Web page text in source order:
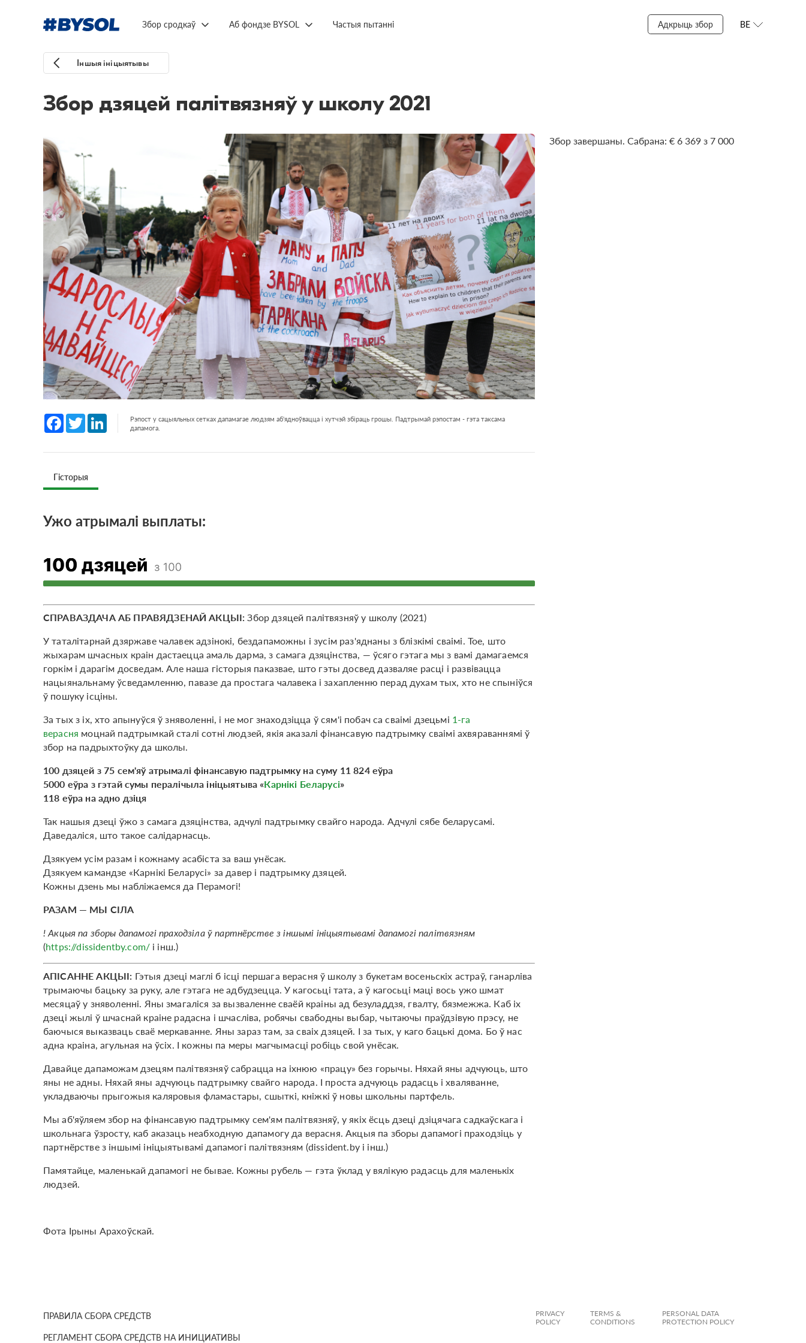
Збор сродкаў Аб фондзе BYSOL Частыя пытанні Адкрыць збор BE
Іншыя ініцыятывы
Збор дзяцей палітвязняў у школу 2021
Facebook
Twitter LinkedInРэпост у сацыяльных сетках дапамагае людзям аб'ядноўвацца і хутчэй збіраць грошы. Падтрымай рэпостам - гэта таксама
дапамога.
Гісторыя
Ужо атрымалі выплаты:
СПРАВАЗДАЧА АБ ПРАВЯДЗЕНАЙ АКЦЫІ: Збор дзяцей палітвязняў у школу (2021)
У таталітарнай дзяржаве чалавек адзінокі, бездапаможны і зусім раз'яднаны з блізкімі сваімі. Тое, што
жыхарам шчасных краін дастаецца амаль дарма, з самага дзяцінства, — ўсяго гэтага мы з вамі дамагаемся
горкім і дарагім досведам. Але наша гісторыя паказвае, што гэты досвед дазваляе расці і развівацца
нацыянальнаму ўсведамленню, павазе да простага чалавека і захапленню перад духам тых, хто не спыніўся
ў пошуку ісціны.
За тых з іх, хто апынуўся ў зняволенні, і не мог знаходзіцца ў сям'і побач са сваімі дзецьмі 1-га
верасня моцнай падтрымкай сталі сотні людзей, якія аказалі фінансавую падтрымку сваімі ахвяраваннямі ў
збор на падрыхтоўку да школы.
100 дзяцей з 75 сем'яў атрымалі фінансавую падтрымку на суму 11 824 еўра
5000 еўра з гэтай сумы пералічыла ініцыятыва «Карнікі Беларусі»
118 еўра на адно дзіця
Так нашыя дзеці ўжо з самага дзяцінства, адчулі падтрымку свайго народа. Адчулі сябе беларусамі.
Даведаліся, што такое салідарнасць.
Дзякуем усім разам і кожнаму асабіста за ваш унёсак.
Дзякуем камандзе «Карнікі Беларусі» за давер і падтрымку дзяцей.
Кожны дзень мы набліжаемся да Перамогі!
РАЗАМ — МЫ СІЛА
! Акцыя па зборы дапамогі праходзіла ў партнёрстве з іншымі ініцыятывамі дапамогі палітвязням
(https://dissidentby.com/ і інш.)
АПІСАННЕ АКЦЫІ: Гэтыя дзеці маглі б ісці першага верасня ў школу з букетам восеньскіх астраў, ганарліва
трымаючы бацьку за руку, але гэтага не адбудзецца. У кагосьці тата, а ў кагосьці маці вось ужо шмат
месяцаў у зняволенні. Яны змагаліся за вызваленне сваёй краіны ад безуладдзя, гвалту, бязмежжа. Каб іх
дзеці жылі ў шчаснай краіне радасна і шчасліва, робячы свабодны выбар, чытаючы праўдзівую прэсу, не
баючыся выказваць сваё меркаванне. Яны зараз там, за сваіх дзяцей. І за тых, у каго бацькі дома. Бо ў нас
адна краіна, агульная на ўсіх. І кожны па меры магчымасці робіць свой унёсак.
Давайце дапаможам дзецям палітвязняў сабрацца на іхнюю «працу» без горычы. Няхай яны адчуюць, што
яны не адны. Няхай яны адчуюць падтрымку свайго народа. І проста адчуюць радасць і хваляванне,
укладваючы прыгожыя каляровыя фламастары, сшыткі, кніжкі ў новы школьны партфель.
Мы аб'яўляем збор на фінансавую падтрымку сем'ям палітвязняў, у якіх ёсць дзеці дзіцячага садкаўскага і
школьнага ўзросту, каб аказаць неабходную дапамогу да верасня. Акцыя па зборы дапамогі праходзіць у
партнёрстве з іншымі ініцыятывамі дапамогі палітвязням (dissident.by і інш.)
Памятайце, маленькай дапамогі не бывае. Кожны рубель — гэта ўклад у вялікую радасць для маленькіх
людзей.
Фота Ірыны Арахоўскай.
Збор завершаны. Сабрана: € 6 369 з 7 000
ПРАВИЛА СБОРА СРЕДСТВ
РЕГЛАМЕНТ СБОРА СРЕДСТВ НА ИНИЦИАТИВЫ
PRIVACY
POLICY
TERMS &
CONDITIONS
PERSONAL DATA
PROTECTION POLICY